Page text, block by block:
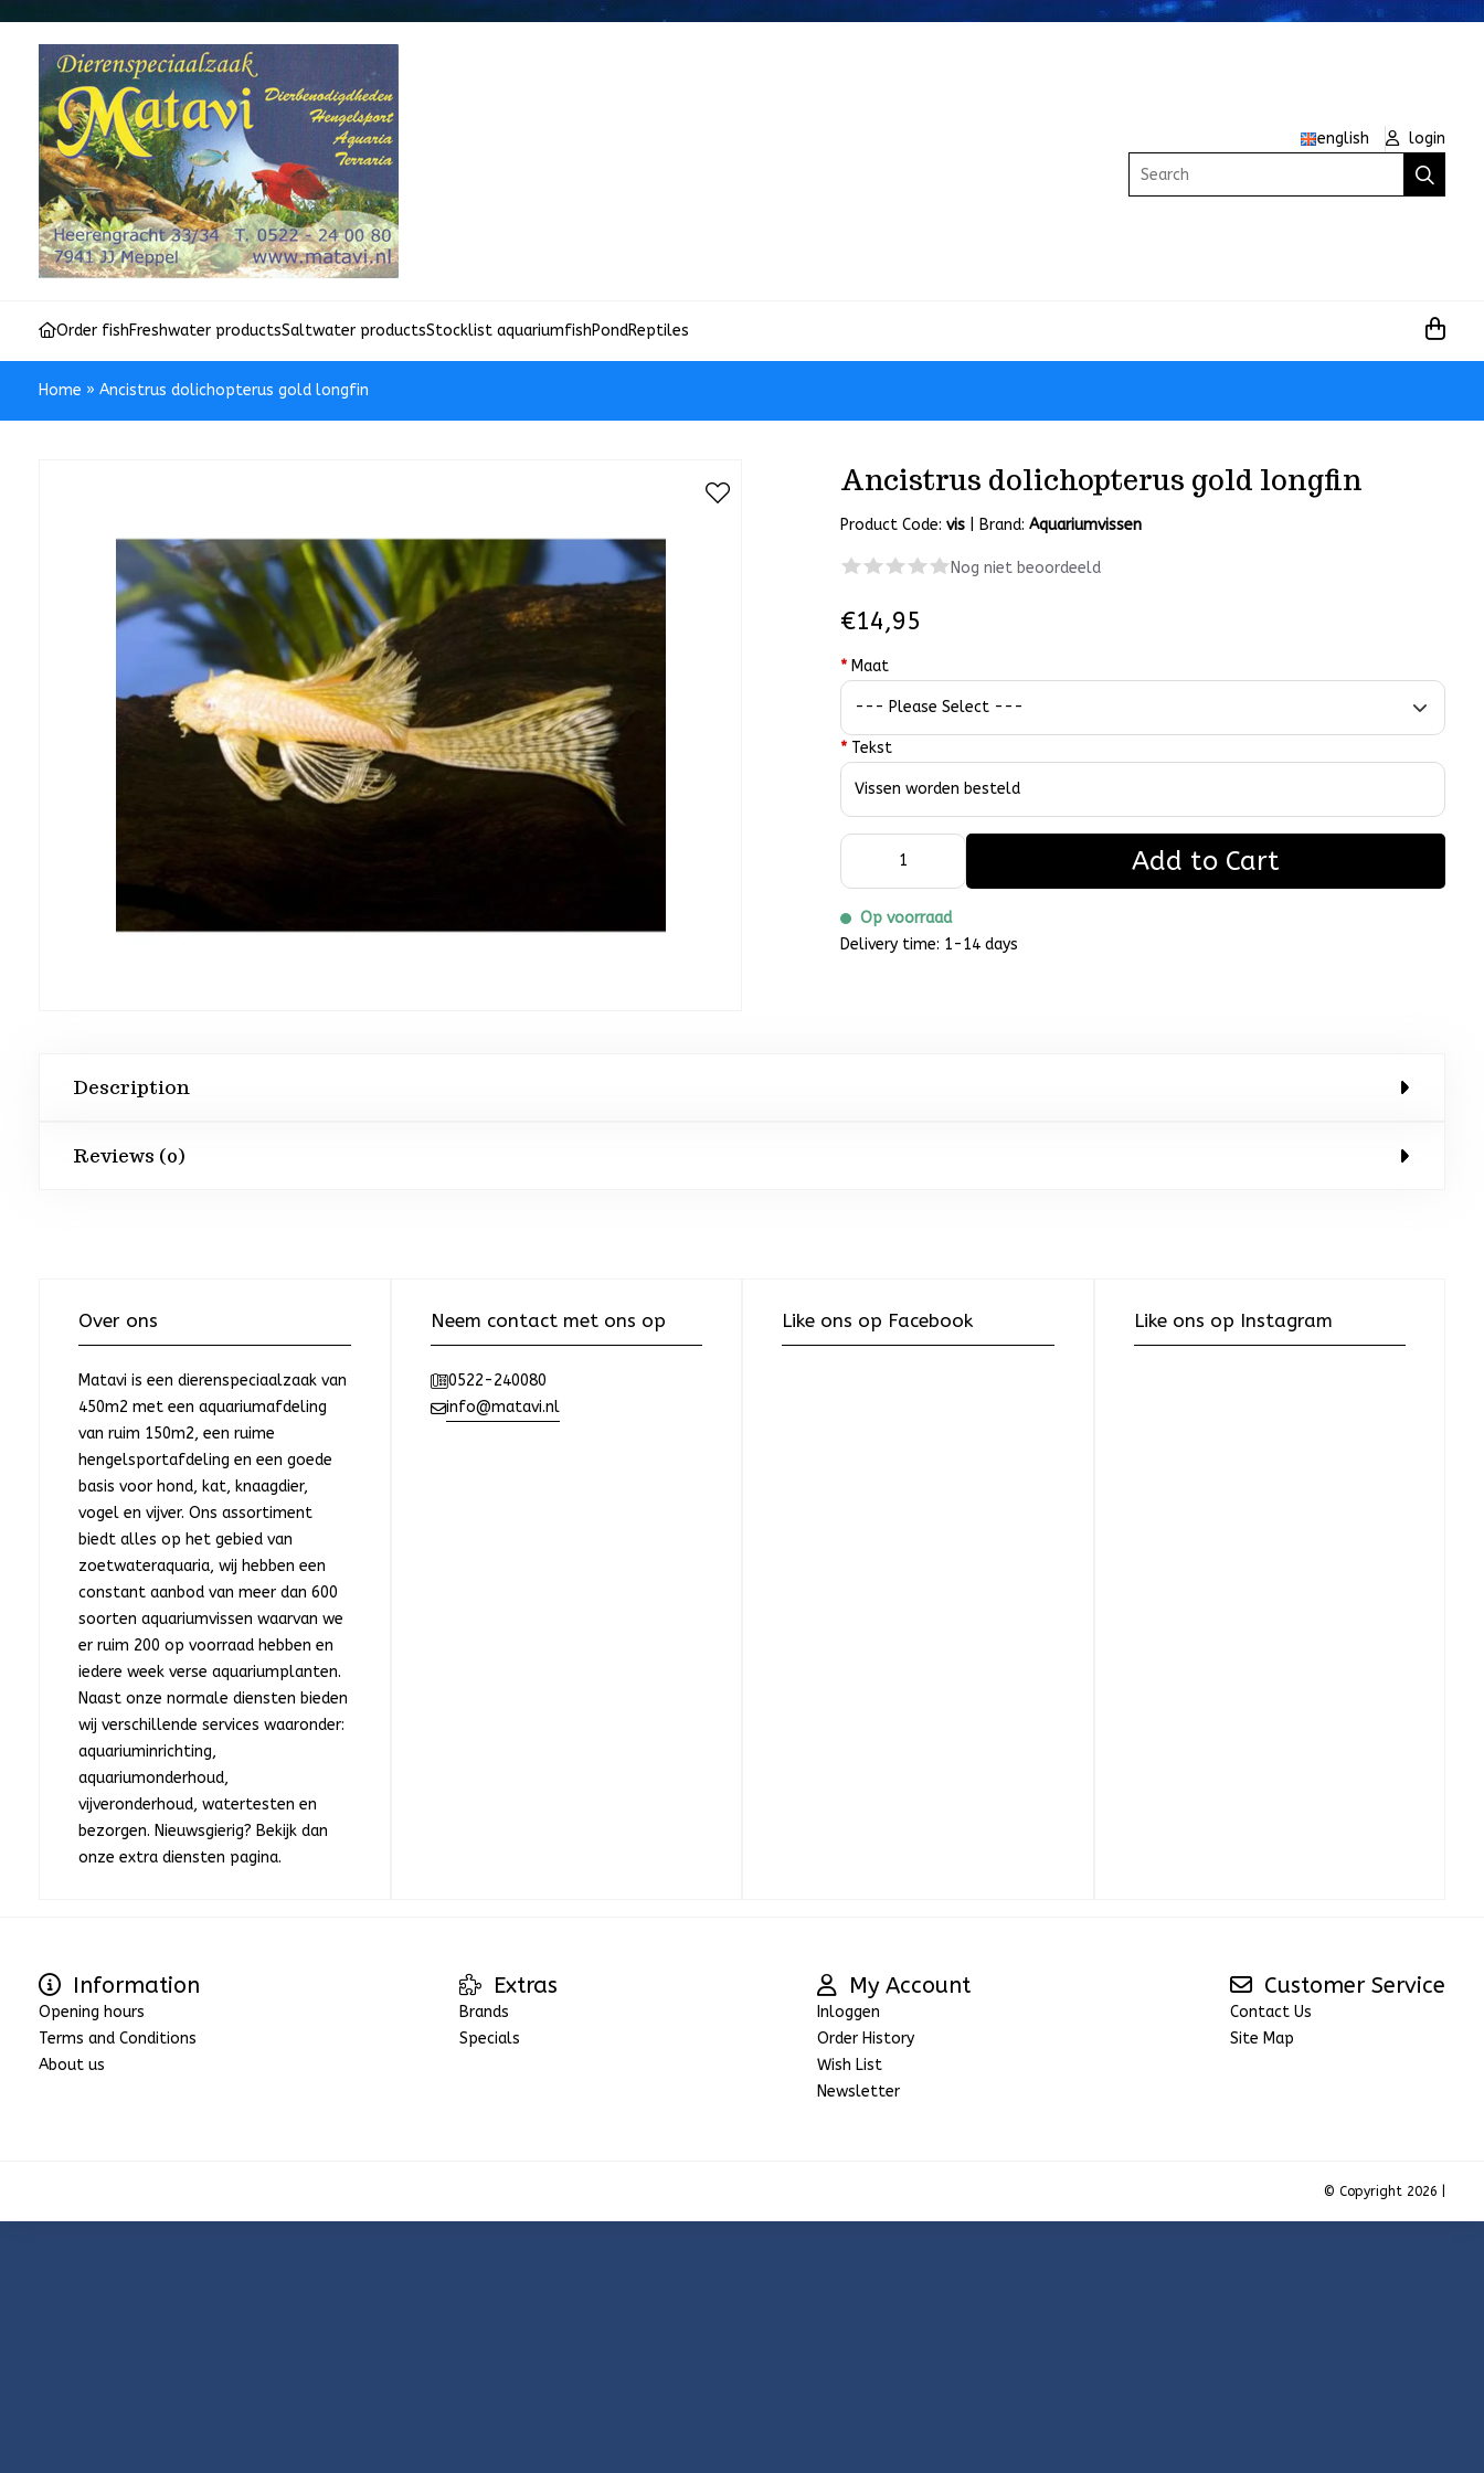
english
login
Search
Order fishFreshwater productsSaltwater productsStocklist aquariumfishPondReptiles
Home » Ancistrus dolichopterus gold longfin
Ancistrus dolichopterus gold longfin
Product Code:vis Brand:Aquariumvissen
Nog niet beoordeeld
€14,95
* Maat
* Tekst
Add to Cart
Op voorraad
Delivery time: 1-14 days
Description
Reviews (0)
Over ons
Matavi is een dierenspeciaalzaak van
450m2 met een aquariumafdeling
van ruim 150m2, een ruime
hengelsportafdeling en een goede
basis voor hond, kat, knaagdier,
vogel en vijver. Ons assortiment
biedt alles op het gebied van
zoetwateraquaria, wij hebben een
constant aanbod van meer dan 600
soorten aquariumvissen waarvan we
er ruim 200 op voorraad hebben en
iedere week verse aquariumplanten.
Naast onze normale diensten bieden
wij verschillende services waaronder:
aquariuminrichting,
aquariumonderhoud,
vijveronderhoud, watertesten en
bezorgen. Nieuwsgierig? Bekijk dan
onze extra diensten pagina.
Neem contact met ons op
0522-240080
info@matavi.nl
Like ons op Facebook Like ons op Instagram
Information
Opening hours
Terms and Conditions
About us
Extras
Brands
Specials
My Account
Inloggen
Order History
Wish List
Newsletter
Customer Service
Contact Us
Site Map
© Copyright 2026 |